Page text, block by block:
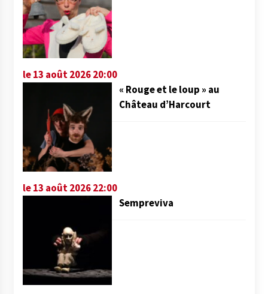
le 13 août 2026 20:00
« Rouge et le loup » au
Château d’Harcourt
le 13 août 2026 22:00
Sempreviva